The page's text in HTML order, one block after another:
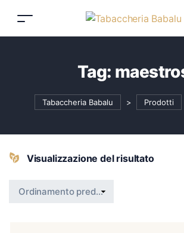
Tag:
Tabaccheria Babalu > Prodotti
Visualizzazione del risultato